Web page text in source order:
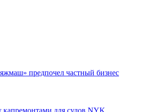
предпочел частный бизнес